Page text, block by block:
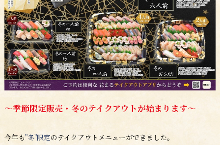
～季節限定販売・冬のテイクアウトが始まります～
今年も"冬"限定のテイクアウトメニューができました。